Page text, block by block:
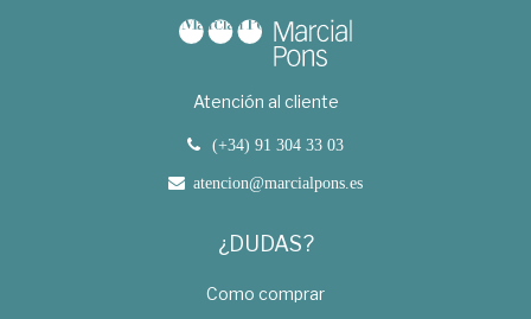
Atención al cliente
(+34) 91 304 33 03
atencion@marcialpons.es
¿DUDAS?
Como comprar